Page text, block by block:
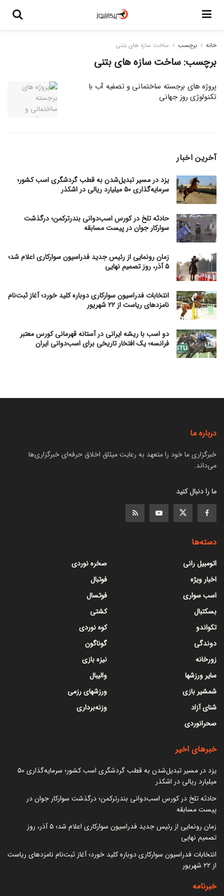
خانه برچسب ساخت سازه های بتنی
برچسب:ساخت سازه های بتنی
پروژه های برجسته ساختمانی و تصفیه آب با
تکنولوژی روز جهانی
آخرین اخبار
یزد در مسیر تبدیل‌شدن به قطب گردشگری اسب کشور؛
سرمایه‌گذاری ۵۰ میلیارد ریالی در اشکذر
حادثه تلخ در کورس اسب‌دوانی بندرترکمن؛ درگذشت
سوارکار جوان در پیست مسابقه
زمان رونمایی از رئیس جدید فدراسیون سوارکاری اعلام شد؛
۵ آذر، روز تصمیم نهایی
انتخابات فدراسیون سوارکاری دوباره کلید خورد؛ آغاز ثبت‌نام
نامزدهای ریاست از ۲۲ شهریور
دو اسب با ریشه ایرانی در آستانه قهرمانی کورس معتبر
فرانسه؛ یک افتخار تاریخی برای اسب‌دوانی ایران
درباره ما
خبرگزاری ما خود را متعهد به رعایت میثاق اخلاق حرفه‌ای خبرگزاری‌ها
می‌داند.
ما را دنبال کنید
دسته‌ها
اتومبیل رانی
اخبار ویژه
اسب سواری
بسکتبال
تکواندو
دوندگی
زورخانه
سایر ورزشها
شمشیر بازی
شنای آزاد
صحرانوردی
صخره نوردی
فوتبال
فوتسال
کشتی
کوه نوردی
گوناگون
نیزه بازی
والیبال
ورزشهای رزمی
وزنه‌برداری
خبرهای اخیر
یزد در مسیر تبدیل‌شدن به قطب گردشگری اسب کشور؛ سرمایه‌گذاری ۵۰
میلیارد ریالی در اشکذر
حادثه تلخ در کورس اسب‌دوانی بندرترکمن؛ درگذشت سوارکار جوان در
پیست مسابقه
زمان رونمایی از رئیس جدید فدراسیون سوارکاری اعلام شد؛ ۵ آذر، روز
تصمیم نهایی
انتخابات فدراسیون سوارکاری دوباره کلید خورد؛ آغاز ثبت‌نام نامزدهای ریاست
از ۲۲ شهریور
خبرنامه